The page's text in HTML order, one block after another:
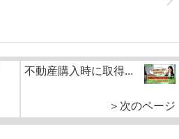
不動産購入時に取得...
＞次のページ